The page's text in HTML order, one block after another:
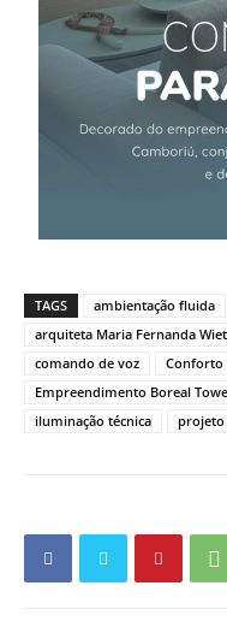
TAGS ambientação fluida
arquiteta Maria Fernanda
comando de voz
Conforto
Empreendimento Boreal
iluminação técnica
projeto